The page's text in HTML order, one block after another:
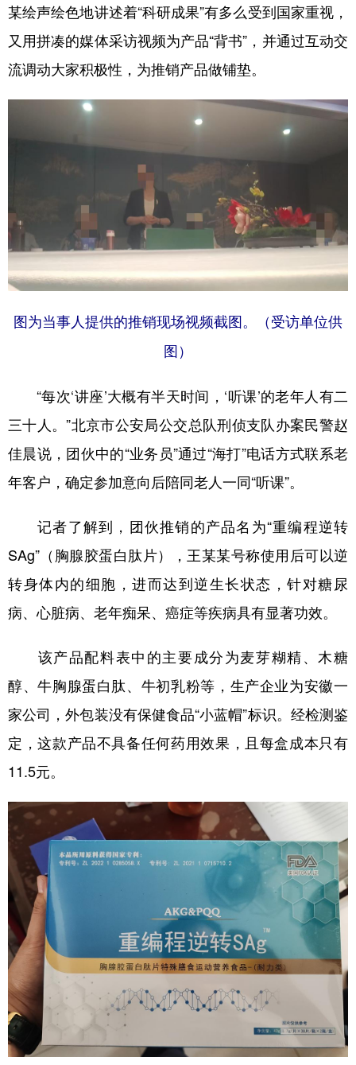
某绘声绘色地讲述着“科研成果”有多么受到国家重视，
又用拼凑的媒体采访视频为产品“背书”，并通过互动交
流调动大家积极性，为推销产品做铺垫。
图为当事人提供的推销现场视频截图。（受访单位供
图）
“每次‘讲座’大概有半天时间，‘听课’的老年人有二
三十人。”北京市公安局公交总队刑侦支队办案民警赵
佳晨说，团伙中的“业务员”通过“海打”电话方式联系老
年客户，确定参加意向后陪同老人一同“听课”。
记者了解到，团伙推销的产品名为“重编程逆转
SAg”（胸腺胶蛋白肽片），王某某号称使用后可以逆
转身体内的细胞，进而达到逆生长状态，针对糖尿
病、心脏病、老年痴呆、癌症等疾病具有显著功效。
该产品配料表中的主要成分为麦芽糊精、木糖
醇、牛胸腺蛋白肽、牛初乳粉等，生产企业为安徽一
家公司，外包装没有保健食品“小蓝帽”标识。经检测鉴
定，这款产品不具备任何药用效果，且每盒成本只有
11.5元。